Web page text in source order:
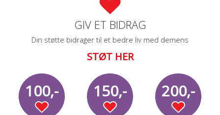
GIV ET BIDRAG
Din støtte bidrager til et bedre liv med demens
STØT HER
100,- 150,- 200,-